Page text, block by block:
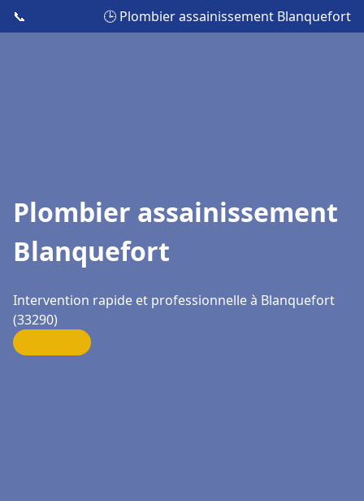
📞 🕒 Plombier assainissement Blanquefort
Plombier assainissement
Blanquefort
Intervention rapide et professionnelle à Blanquefort
(33290)